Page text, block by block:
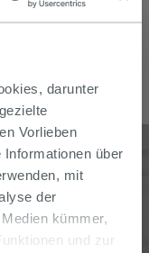
darunter
Vorlieben
über
mit
der
kümmer,
und zur
MATT